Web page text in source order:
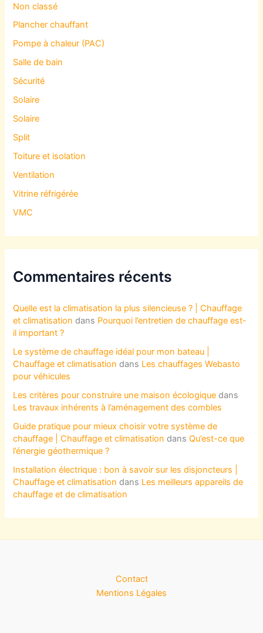
Non classé
Plancher chauffant
Pompe à chaleur (PAC)
Salle de bain
Sécurité
Solaire
Solaire
Split
Toiture et isolation
Ventilation
Vitrine réfrigérée
VMC
Commentaires récents
Quelle est la climatisation la plus silencieuse ? | Chauffage
et climatisation dans Pourquoi l’entretien de chauffage est-
il important ?
Le système de chauffage idéal pour mon bateau |
Chauffage et climatisation dans Les chauffages Webasto
pour véhicules
Les critères pour construire une maison écologique dans
Les travaux inhérents à l’aménagement des combles
Guide pratique pour mieux choisir votre système de
chauffage | Chauffage et climatisation dansQu’est-ce que
l’énergie géothermique ?
Installation électrique : bon à savoir sur les disjoncteurs |
Chauffage et climatisation dans Les meilleurs appareils de
chauffage et de climatisation
Contact
Mentions Légales